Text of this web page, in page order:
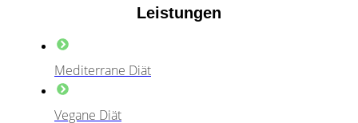
Leistungen
Mediterrane Diät
Vegane Diät